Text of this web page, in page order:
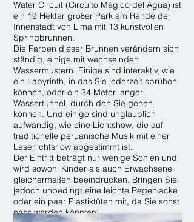
Water Circuit (Circuito Mágico del Agua) ist
ein 19 Hektar großer Park am Rande der
Innenstadt von Lima mit 13 kunstvollen
Springbrunnen.
Die Farben dieser Brunnen verändern sich
ständig, einige mit wechselnden
Wassermustern. Einige sind interaktiv, wie
ein Labyrinth, in das Sie jederzeit sprühen
können, oder ein 34 Meter langer
Wassertunnel, durch den Sie gehen
können. Und einige sind unglaublich
aufwändig, wie eine Lichtshow, die auf
traditionelle peruanische Musik mit einer
Laserlichtshow abgestimmt ist.
Der Eintritt beträgt nur wenige Sohlen und
wird sowohl Kinder als auch Erwachsene
gleichermaßen beeindrucken. Bringen Sie
jedoch unbedingt eine leichte Regenjacke
oder ein paar Plastiktüten mit, da Sie sonst
nass werden könnten!